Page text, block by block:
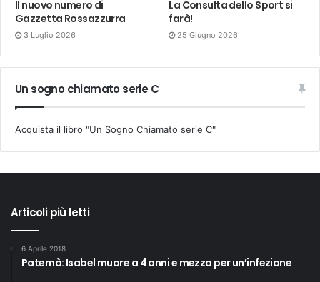
Il nuovo numero di
Gazzetta Rossazzurra
3 Luglio 2026
La Consulta dello Sport si
farà!
25 Giugno 2026
Un sogno chiamato serie C
Acquista il libro "Un Sogno Chiamato serie C"
Articoli più letti
6 Aprile 2018
Paternò: Isabel muore a 4 anni e mezzo per un’infezione